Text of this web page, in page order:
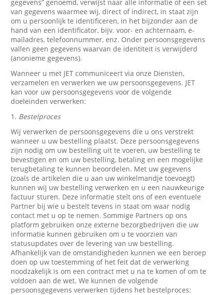
gegevens” genoemd, verwijst naar alle informatie of een set
van gegevens waarmee wij, direct of indirect, in staat zijn
om u persoonlijk te identificeren, in het bijzonder aan de
hand van een identificator, bijv. voor- en achternaam, e-
mailadres, telefoonnummer, enz. Onder persoonsgegevens
vallen geen gegevens waarvan de identiteit is verwijderd
(anonieme gegevens).
Wanneer u met JET communiceert via onze Diensten,
verzamelen en verwerken we uw persoonsgegevens. JET
kan voor uw persoonsgegevens voor de volgende
doeleinden verwerken:
1. Bestelproces
Wij verwerken de persoonsgegevens die u ons verstrekt
wanneer u uw bestelling plaatst. Deze persoonsgegevens
zijn nodig om uw bestelling uit te voeren, uw bestelling te
bevestigen en om uw bestelling, betaling en een mogelijke
terugbetaling te kunnen beoordelen. Met uw gegevens
(zoals de artikelen die u aan uw winkelmandje toevoegt)
kunnen wij uw bestelling verwerken en u een nauwkeurige
factuur sturen. Deze informatie stelt ons of een eventuele
Partner bij wie u bestelt tevens in staat om waar nodig
contact met u op te nemen. Sommige Partners op ons
platform gebruiken onze externe bezorgbedrijven die uw
informatie kunnen gebruiken om u te voorzien van
statusupdates over de levering van uw bestelling.
Afhankelijk van de omstandigheden kunnen we een beroep
doen op uw toestemming of het feit dat de verwerking
noodzakelijk is om een contract met u na te komen of om te
voldoen aan de wet. We kunnen de volgende
persoonsgegevens verwerken tijdens het bestelproces: